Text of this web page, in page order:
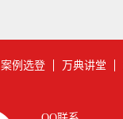
案例选登 万典讲堂